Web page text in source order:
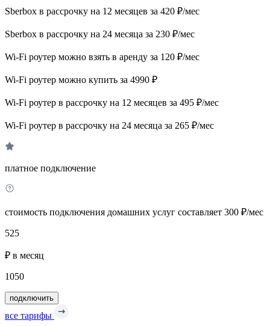
Sberbox в рассрочку на 12 месяцев за 420 ₽/мес
Sberbox в рассрочку на 24 месяца за 230 ₽/мес
Wi-Fi роутер можно взять в аренду за 120 ₽/мес
Wi-Fi роутер можно купить за 4990 ₽
Wi-Fi роутер в рассрочку на 12 месяцев за 495 ₽/мес
Wi-Fi роутер в рассрочку на 24 месяца за 265 ₽/мес
платное подключение
стоимость подключения домашних услуг составляет 300 ₽/мес
525
₽ в месяц
1050
подключить
все тарифы